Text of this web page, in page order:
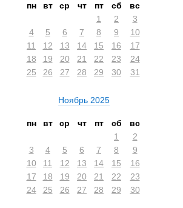
пн вт ср чт пт сб
вс
1
2
3
4
5 6 7 8 9
10
11
12 13 14 15 16
17
18
19 20 21 22 23
24
25
26 27 28 29 30 31
Ноябрь 2025
пн вт ср чт пт сб
вс
1
2
3
4 5 6 7 8
9
10
11 12 13 14 15
16
17
18 19 20 21 22
23
24
25 26 27 28 29 30